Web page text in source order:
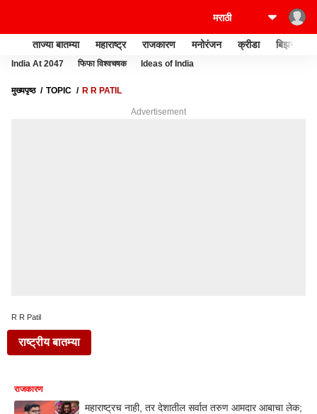
ताज्या बातम्या महाराष्ट्र राजकारण मनोरंजन क्रीडा बिझनेस
India At 2047 फिफा विश्वचषक Ideas of India
मुख्यपृष्ठ TOPIC R R PATIL
Advertisement
R R Patil
राष्ट्रीय बातम्या
राजकारण
महाराष्ट्रच नाही, तर देशातील सर्वात तरुण आमदार आबाचा लेक;